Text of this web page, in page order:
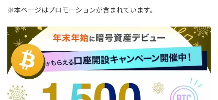
※本ページはプロモーションが含まれています。